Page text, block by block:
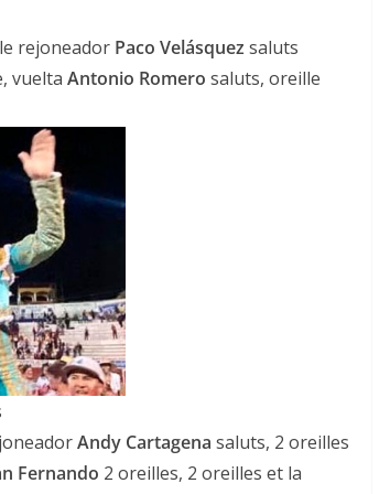
rejoneador Paco Velásquez saluts
vuelta Antonio Romero saluts, oreille
Andy Cartagena saluts, 2 oreilles
Fernando 2 oreilles, 2 oreilles et la